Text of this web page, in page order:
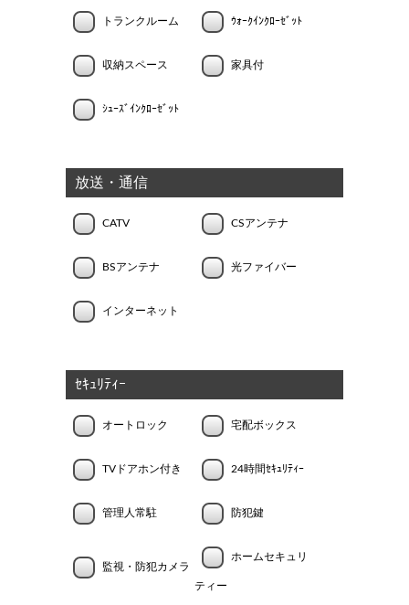
トランクルーム ｳｫｰｸｲﾝｸﾛｰｾﾞｯﾄ
収納スペース 家具付
ｼｭｰｽﾞｲﾝｸﾛｰｾﾞｯﾄ
放送・通信
CATV CSアンテナ
BSアンテナ 光ファイバー
インターネット
ｾｷｭﾘﾃｨｰ
オートロック 宅配ボックス
TVドアホン付き 24時間ｾｷｭﾘﾃｨｰ
管理人常駐 防犯鍵
監視・防犯カメラ
ホームセキュリ
ティー